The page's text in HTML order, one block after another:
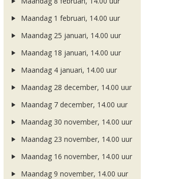
Maandag 1 februari, 14.00 uur
Maandag 25 januari, 14.00 uur
Maandag 18 januari, 14.00 uur
Maandag 4 januari, 14.00 uur
Maandag 28 december, 14.00 uur
Maandag 7 december, 14.00 uur
Maandag 30 november, 14.00 uur
Maandag 23 november, 14.00 uur
Maandag 16 november, 14.00 uur
Maandag 9 november, 14.00 uur